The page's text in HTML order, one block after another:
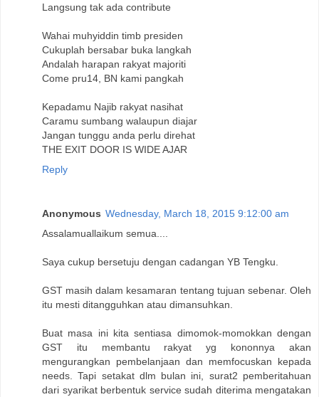
Langsung tak ada contribute
Wahai muhyiddin timb presiden
Cukuplah bersabar buka langkah
Andalah harapan rakyat majoriti
Come pru14, BN kami pangkah
Kepadamu Najib rakyat nasihat
Caramu sumbang walaupun diajar
Jangan tunggu anda perlu direhat
THE EXIT DOOR IS WIDE AJAR
Reply
Anonymous Wednesday, March 18, 2015 9:12:00 am
Assalamuallaikum semua....
Saya cukup bersetuju dengan cadangan YB Tengku.
GST masih dalam kesamaran tentang tujuan sebenar. Oleh
itu mesti ditangguhkan atau dimansuhkan.
Buat masa ini kita sentiasa dimomok-momokkan dengan
GST itu membantu rakyat yg kononnya akan
mengurangkan pembelanjaan dan memfocuskan kepada
needs. Tapi setakat dlm bulan ini, surat2 pemberitahuan
dari syarikat berbentuk service sudah diterima mengatakan